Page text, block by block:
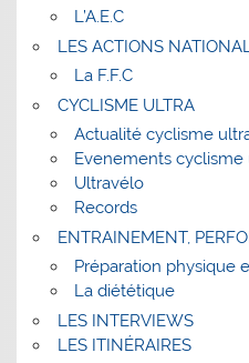
L’A.E.C
LES ACTIONS
La F.F.C
CYCLISME ULTRA
Actualité cyclisme
Evenements cyclisme
Ultravélo
Records
ENTRAINEMENT,
Préparation physique
La diététique
LES INTERVIEWS
LES ITINÉRAIRES